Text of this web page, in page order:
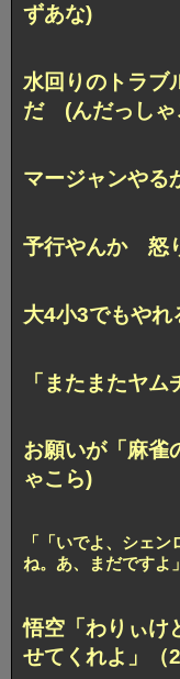
ずあな)
水回りのトラブ
だ (んだっしゃ
マージャンや
予行やんか 怒
大4小3でもや
「またまたヤ
お願いが「麻
ゃこら)
「「いでよ、シェ
ね。あ、まだです
悟空「わりぃけ
せてくれよ」